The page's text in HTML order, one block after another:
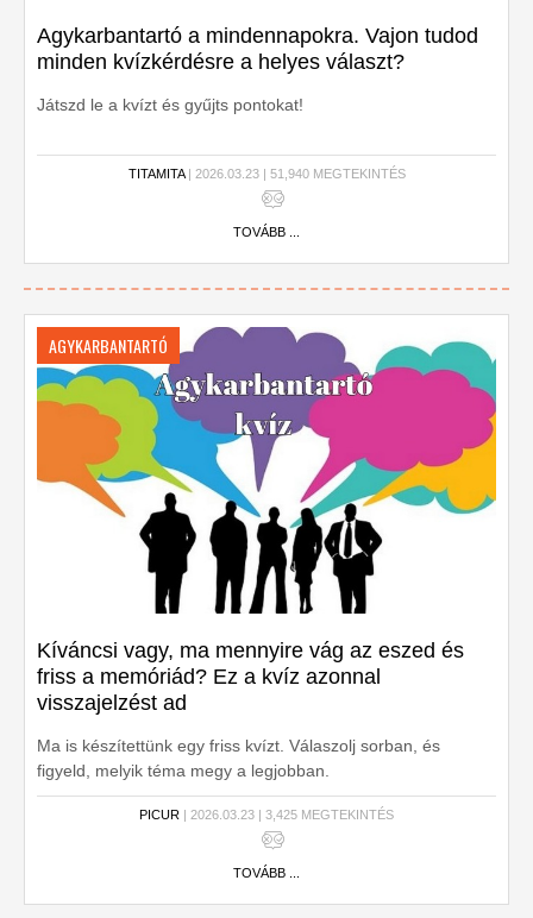
Agykarbantartó a mindennapokra. Vajon tudod
minden kvízkérdésre a helyes választ?
Játszd le a kvízt és gyűjts pontokat!
TITAMITA| 2026.03.23 | 51,940 MEGTEKINTÉS
TOVÁBB ...
AGYKARBANTARTÓ
Kíváncsi vagy, ma mennyire vág az eszed és
friss a memóriád? Ez a kvíz azonnal
visszajelzést ad
Ma is készítettünk egy friss kvízt. Válaszolj sorban, és
figyeld, melyik téma megy a legjobban.
PICUR | 2026.03.23 | 3,425 MEGTEKINTÉS
TOVÁBB ...